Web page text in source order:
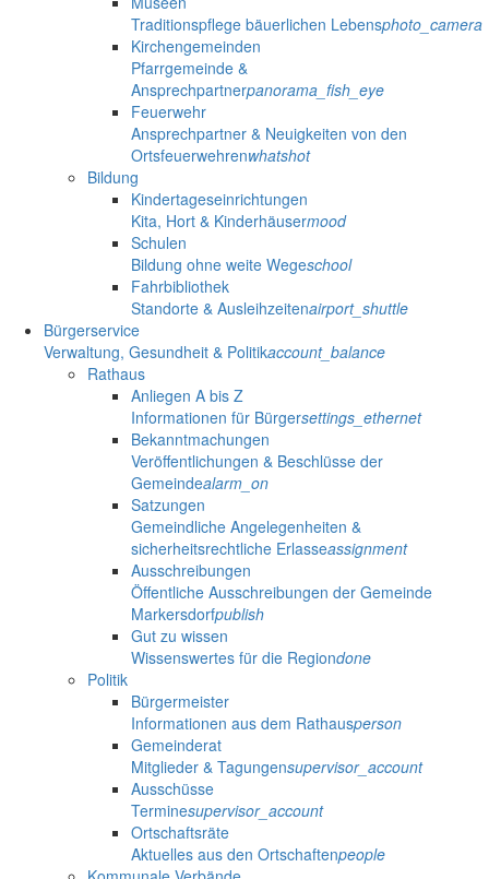
Traditionspflege bäuerlichen Lebensphoto_camera
Kirchengemeinden
Pfarrgemeinde &
Ansprechpartnerpanorama_fish_eye
Feuerwehr
Ansprechpartner & Neuigkeiten von den
Ortsfeuerwehrenwhatshot
Bildung
Kindertageseinrichtungen
Kita, Hort & Kinderhäusermood
Schulen
Bildung ohne weite Wegeschool
Fahrbibliothek
Standorte & Ausleihzeitenairport_shuttle
Bürgerservice
Verwaltung, Gesundheit & Politikaccount_balance
Rathaus
Anliegen A bis Z
Informationen für Bürgersettings_ethernet
Bekanntmachungen
Veröffentlichungen & Beschlüsse der
Gemeindealarm_on
Satzungen
Gemeindliche Angelegenheiten &
sicherheitsrechtliche Erlasseassignment
Ausschreibungen
Öffentliche Ausschreibungen der Gemeinde
Markersdorfpublish
Gut zu wissen
Wissenswertes für die Regiondone
Politik
Bürgermeister
Informationen aus dem Rathausperson
Gemeinderat
Mitglieder & Tagungensupervisor_account
Ausschüsse
Terminesupervisor_account
Ortschaftsräte
Aktuelles aus den Ortschaftenpeople